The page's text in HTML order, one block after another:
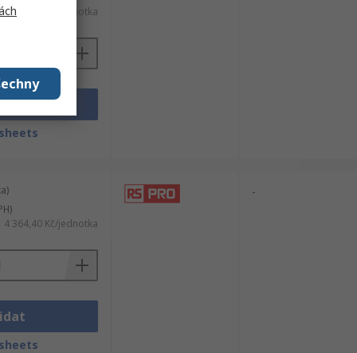
2 989,32 Kč/jednotka
4 364,40 Kč/jednotka
-